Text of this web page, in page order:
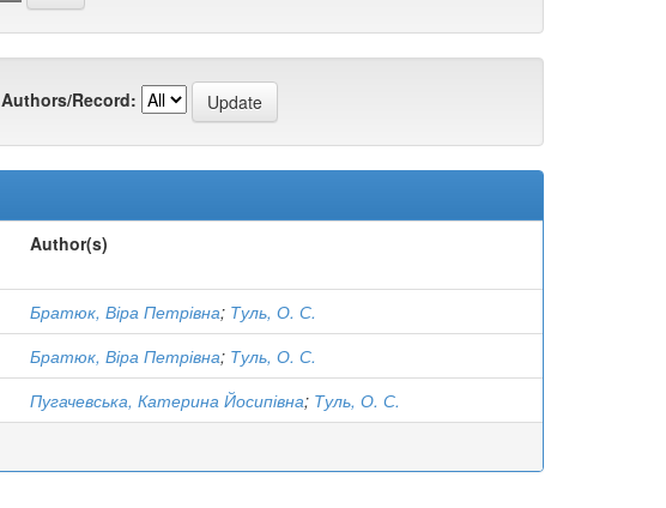
Authors/Record:
Author(s)
Братюк, Віра Петрівна; Туль, О. С.
Братюк, Віра Петрівна; Туль, О. С.
Пугачевська, Катерина Йосипівна; Туль, О. С.